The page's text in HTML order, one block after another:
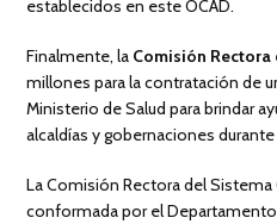
establecidos en este OCAD.
Finalmente, la Comisión Rectora
millones para la contratación de
Ministerio de Salud para brindar
alcaldías y gobernaciones
La Comisión Rectora del Sistema
conformada por el